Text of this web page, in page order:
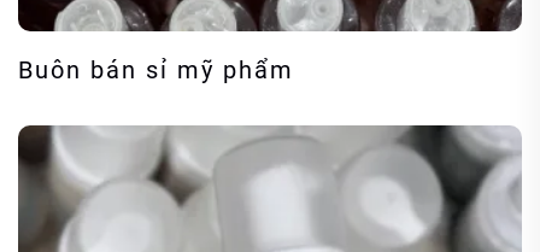
Buôn bán sỉ mỹ phẩm